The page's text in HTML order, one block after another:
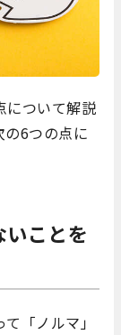
について解説
の6つの点に
ことを
「ノルマ」